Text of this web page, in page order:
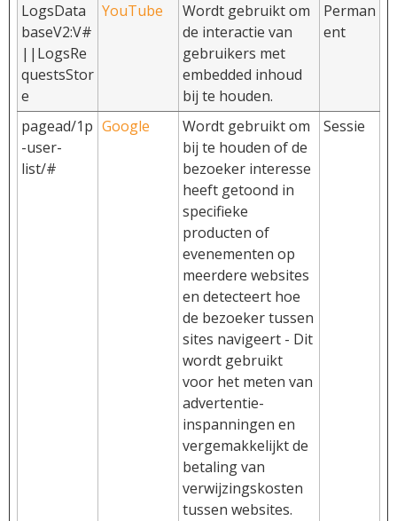
LogsData
baseV2:V#
||LogsRe
questsStor
e
YouTube
Wordt gebruikt om
de interactie van
gebruikers met
embedded inhoud
bij te houden.
Perman
ent
pagead/1p
-user-
list/#
Google
Wordt gebruikt om
bij te houden of de
bezoeker interesse
heeft getoond in
specifieke
producten of
evenementen op
meerdere websites
en detecteert hoe
de bezoeker tussen
sites navigeert - Dit
wordt gebruikt
voor het meten van
advertentie-
inspanningen en
vergemakkelijkt de
betaling van
verwijzingskosten
tussen websites.
Sessie